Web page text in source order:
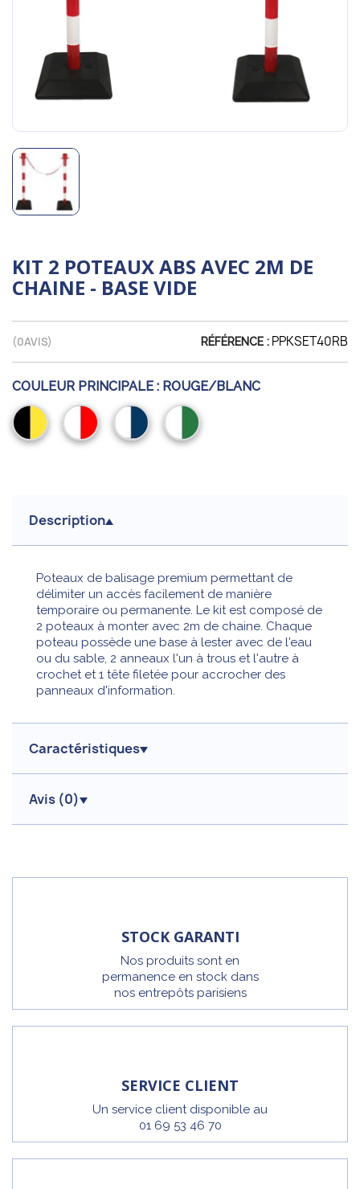
KIT 2 POTEAUX ABS AVEC 2M DE
CHAINE - BASE VIDE
(0AVIS) RÉFÉRENCE : PPKSET40RB
COULEUR PRINCIPALE : ROUGE/BLANC
Noir/JauneRouge/BlancBlanc/BleuBlanc/Vert
Description
Poteaux de balisage premium permettant de
délimiter un accès facilement de manière
temporaire ou permanente. Le kit est composé de
2 poteaux à monter avec 2m de chaine. Chaque
poteau possède une base à lester avec de l'eau
ou du sable, 2 anneaux l'un à trous et l'autre à
crochet et 1 tête filetée pour accrocher des
panneaux d'information.
Caractéristiques
Avis (0)
STOCK GARANTI
Nos produits sont en
permanence en stock dans
nos entrepôts parisiens
SERVICE CLIENT
Un service client disponible au
01 69 53 46 70